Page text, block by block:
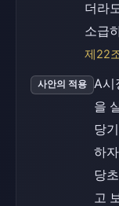
더라
소급
제22
사안의 적용
A시
을
당
하
당
고